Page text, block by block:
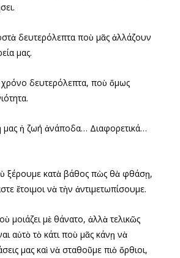
δευτερόλεπτα ποὺ μᾶς ἀλλάζουν
μας.
χρόνο δευτερόλεπτα, ποὺ ὅμως
μας ἡ ζωή ἀνάποδα… Διαφορετικά…
ξέρουμε κατὰ βάθος πὼς θὰ φθάσῃ,
ἕτοιμοι νὰ τὴν ἀντιμετωπίσουμε.
μοιάζει μὲ θάνατο, ἀλλὰ τελικῶς
αὐτὸ τὸ κάτι ποὺ μᾶς κάνῃ νὰ
μας καὶ νὰ σταθοῦμε πιὸ ὄρθιοι,